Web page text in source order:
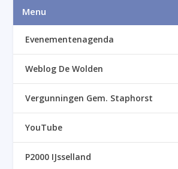
Menu
Evenementenagenda
Weblog De Wolden
Vergunningen Gem. Staphorst
YouTube
P2000 IJsselland